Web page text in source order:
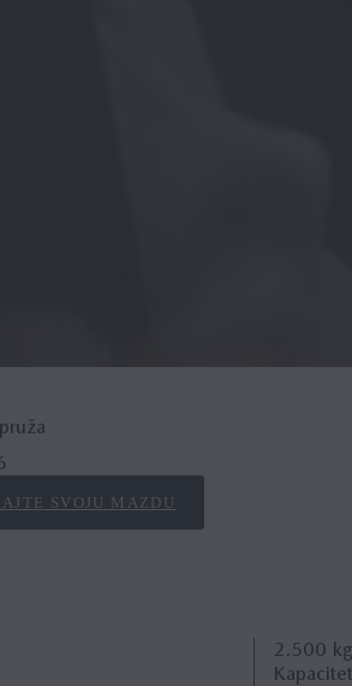
SVOJU MAZDU
2.500 kg